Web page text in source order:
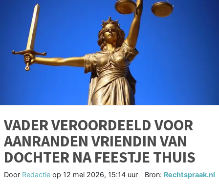
VADER VEROORDEELD VOOR
AANRANDEN VRIENDIN VAN
DOCHTER NA FEESTJE THUIS
Door Redactie op 12 mei 2026, 15:14 uur Bron: Rechtspraak.nl